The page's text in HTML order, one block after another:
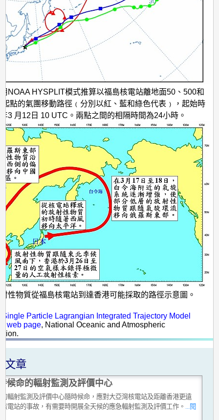
NOAA HYSPLIT模式推算以福島核電站離地面50、500和
起點的氣團移動路徑﹙分別以紅、藍和綠色代表﹚，起始時
3 月12日 10 UTC。兩點之間的相隔時間為24小時。
性物質從福島核電站到達香港可能採取的路徑示意圖。
Particle Lagrangian Integrated Trajectory Model
web page, National Oceanic and Atmospheric
文章
候命的輻射監測及評價中心
輻射監測及評價中心隨時候命，應對大亞灣核電站及距離香港更遠
電站的事故，有需要時開展全天候的應急輻射監測及評價工作。
...閱